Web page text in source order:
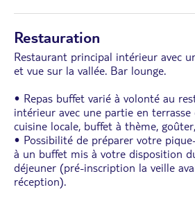
Restauration
Restaurant principal intérieur avec
et vue sur la vallée. Bar lounge.
• Repas buffet varié à volonté au
intérieur avec une partie en terrasse
cuisine locale, buffet à thème,
• Possibilité de préparer votre
à un buffet mis à votre disposition
déjeuner (pré-inscription la veille
réception).